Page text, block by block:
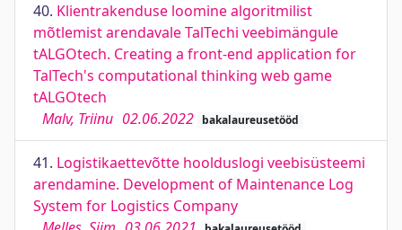
40. Klientrakenduse loomine algoritmilist
mõtlemist arendavale TalTechi veebimängule
tALGOtech. Creating a front-end application for
TalTech's computational thinking web game
tALGOtech
Malv, Triinu 02.06.2022 bakalaureusetööd
41. Logistikaettevõtte hoolduslogi veebisüsteemi
arendamine. Development of Maintenance Log
System for Logistics Company